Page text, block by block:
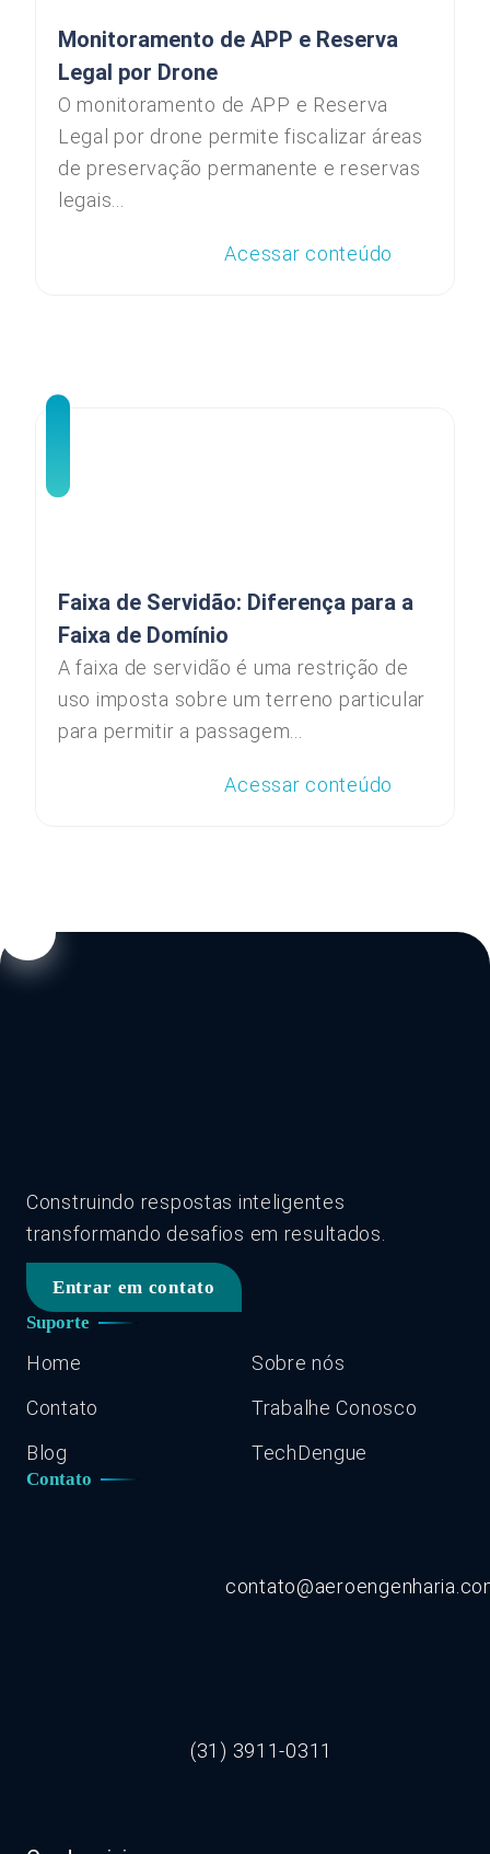
Monitoramento de APP e Reserva
Legal por Drone
O monitoramento de APP e Reserva
Legal por drone permite fiscalizar áreas
de preservação permanente e reservas
legais...
Acessar conteúdo
Faixa de Servidão: Diferença para a
Faixa de Domínio
A faixa de servidão é uma restrição de
uso imposta sobre um terreno particular
para permitir a passagem...
Acessar conteúdo
Construindo respostas inteligentes
transformando desafios em resultados.
Entrar em contato
Suporte
Home
Sobre nós
Contato
Trabalhe Conosco
Blog
TechDengue
Contato
(31) 3911-0311